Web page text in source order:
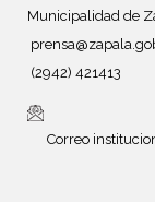
Municipalidad de
(2942) 421413
Correo